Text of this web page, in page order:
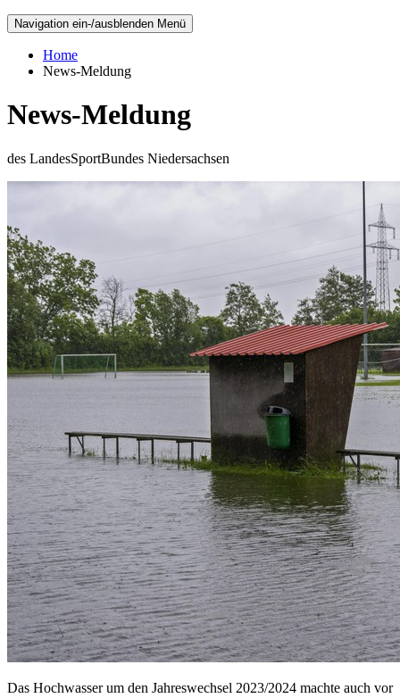
Navigation ein-/ausblenden Menü
Home
News-Meldung
News-Meldung
des LandesSportBundes Niedersachsen
Das Hochwasser um den Jahreswechsel 2023/2024 machte auch vor